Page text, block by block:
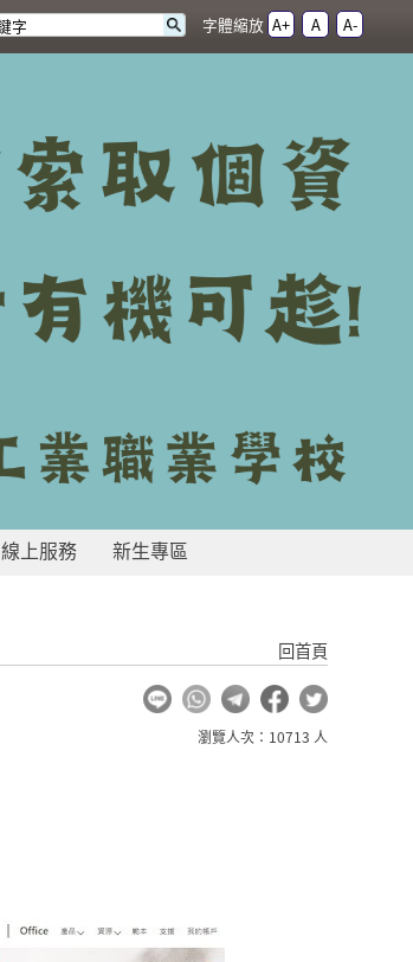
字體縮放 A+ A A-
線上服務
新生專區
回首頁
瀏覽人次：10713 人